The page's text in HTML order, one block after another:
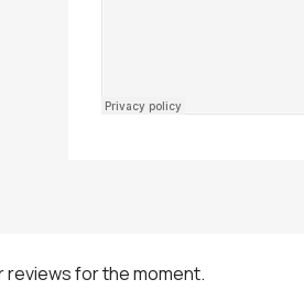
reviews for the moment.